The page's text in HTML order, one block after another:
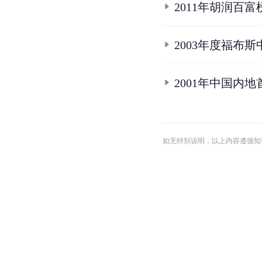
2011年胡润百富
2003年度福布斯
2001年中国内地
如无特别说明，以上内容遵循